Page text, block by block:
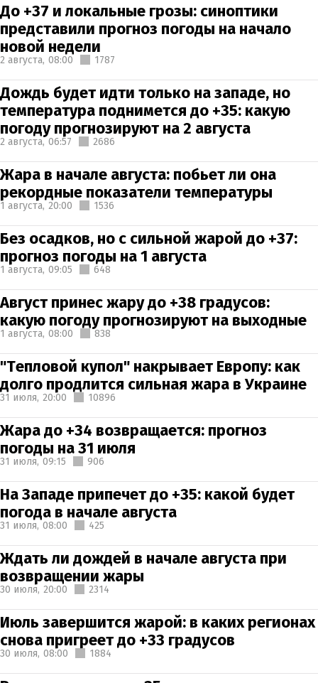
До +37 и локальные грозы: синоптики
представили прогноз погоды на начало
новой недели
2 августа, 08:00 1787
Дождь будет идти только на западе, но
температура поднимется до +35: какую
погоду прогнозируют на 2 августа
2 августа, 06:57 2686
Жара в начале августа: побьет ли она
рекордные показатели температуры
1 августа, 20:00 1536
Без осадков, но с сильной жарой до +37:
прогноз погоды на 1 августа
1 августа, 09:05 648
Август принес жару до +38 градусов:
какую погоду прогнозируют на выходные
1 августа, 08:00 838
"Тепловой купол" накрывает Европу: как
долго продлится сильная жара в Украине
31 июля, 20:00 10896
Жара до +34 возвращается: прогноз
погоды на 31 июля
31 июля, 09:15 906
На Западе припечет до +35: какой будет
погода в начале августа
31 июля, 08:00 425
Ждать ли дождей в начале августа при
возвращении жары
30 июля, 20:00 2314
Июль завершится жарой: в каких регионах
снова пригреет до +33 градусов
30 июля, 08:00 1884